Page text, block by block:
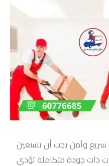
سريع وآمن يجب أن تستعين
ذات جودة متكاملة تؤدي